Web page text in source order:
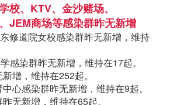
校、KTV、金沙赌场、
JEM商场等感染群昨无新增
修道院女校感染群昨无新增，维持
感染群昨无新增，维持在17起。
增，维持在252起。
心感染群昨无新增，维持在9起。
无新增，维持在65起。